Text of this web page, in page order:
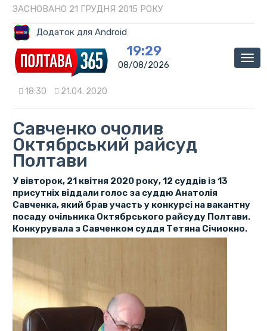
ЗАСНОВАНО 21 ГРУДНЯ 2015 РОКУ
Додаток для Android
19:29
08/08/2026
18:30 21.04. 2020
Савченко очолив
Октябрський райсуд
Полтави
У вівторок, 21 квітня 2020 року, 12 суддів із 13
присутніх віддали голос за суддю Анатолія
Савченка, який брав участь у конкурсі на вакантну
посаду очільника Октябрського райсуду Полтави.
Конкурувала з Савченком суддя Тетяна Січиокно.